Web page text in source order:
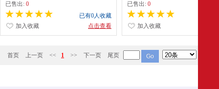
已售出: 0
已有0人收藏
点击查看
加入收藏
已售出:0
加入收藏
首页 上一页 << 1 >> 下一页 尾页